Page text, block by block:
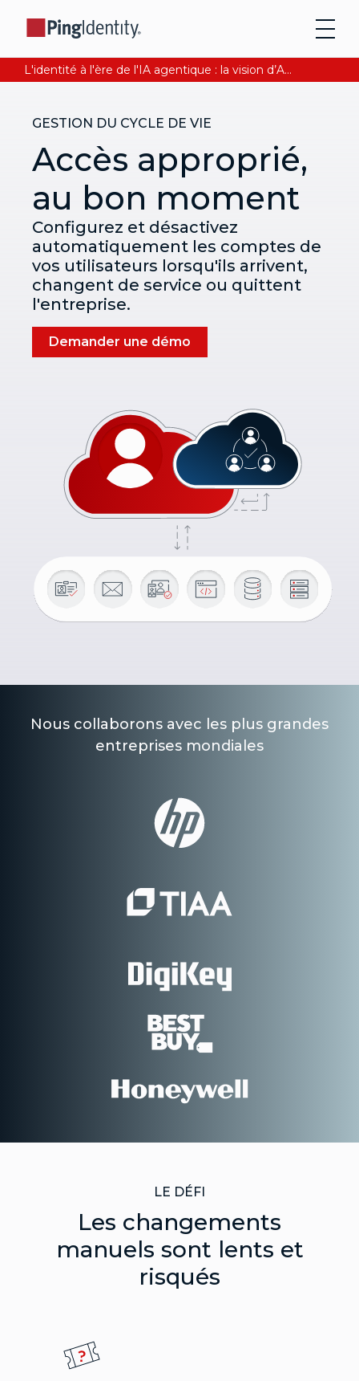
L'identité à l'ère de l'IA agentique : la vision d’Andre Durand sur la confiance numérique
GESTION DU CYCLE DE VIE
Accès approprié,
au bon moment
Configurez et désactivez
automatiquement les comptes de
vos utilisateurs lorsqu'ils arrivent,
changent de service ou quittent
l'entreprise.
Demander une démo
Nous collaborons avec les plus grandes
entreprises mondiales
LE DÉFI
Les changements
manuels sont lents et
risqués